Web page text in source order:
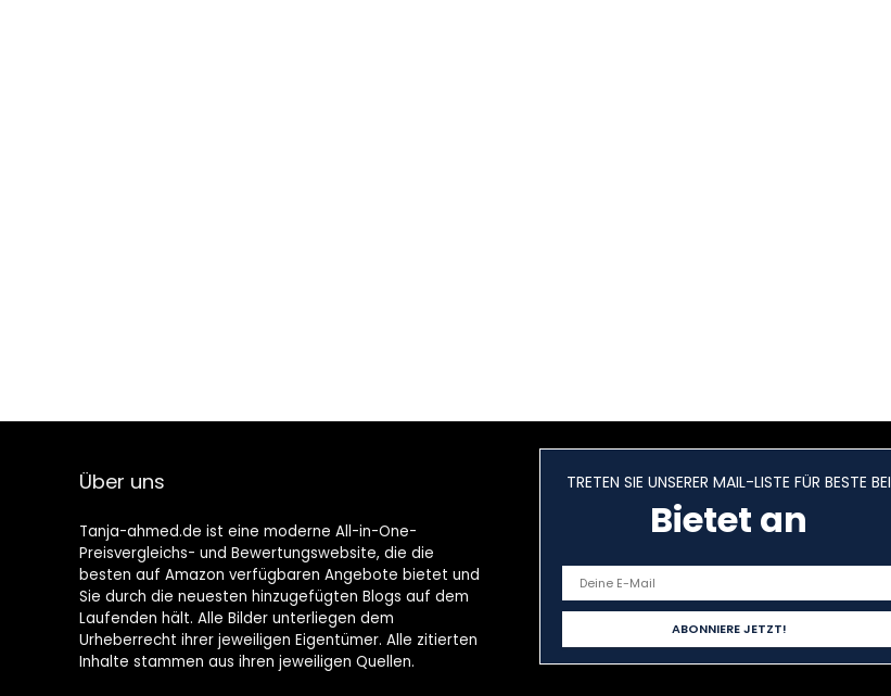
Über uns
Tanja-ahmed.de ist eine moderne All-in-One-
Preisvergleichs- und Bewertungswebsite, die die
besten auf Amazon verfügbaren Angebote bietet und
Sie durch die neuesten hinzugefügten Blogs auf dem
Laufenden hält. Alle Bilder unterliegen dem
Urheberrecht ihrer jeweiligen Eigentümer. Alle zitierten
Inhalte stammen aus ihren jeweiligen Quellen.
TRETEN SIE UNSERER MAIL-LISTE FÜR BESTE BEI
Bietet an